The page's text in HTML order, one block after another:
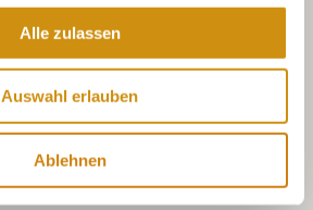
Alle zulassen
Auswahl erlauben
Ablehnen